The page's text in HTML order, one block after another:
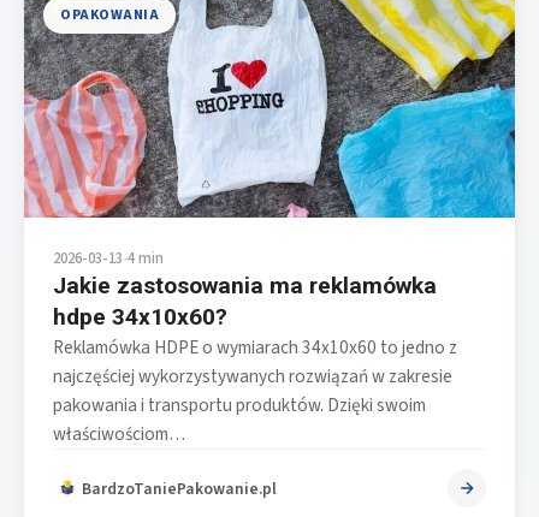
OPAKOWANIA
2026-03-13•4 min
Jakie zastosowania ma reklamówka
hdpe 34x10x60?
Reklamówka HDPE o wymiarach 34x10x60 to jedno z
najczęściej wykorzystywanych rozwiązań w zakresie
pakowania i transportu produktów. Dzięki swoim
właściwościom…
BardzoTaniePakowanie.pl